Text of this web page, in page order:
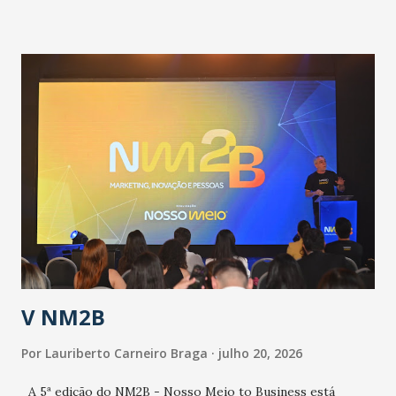
população suspeita e de cuidados com os ambientes
públicos e domiciliares. “Nós não estamos vivendo uma
epidemia comum, como temos em todos os anos, com
aumento de casos de dengue, influenza ou H1N1. Trata-se
de uma epidemia com um vírus diferente, com um poder de
contaminação maior que outros coronavírus”, apontou o
secretário. Segundo ele, é uma epidemia com chance de
contaminação alta, podendo gerar um grande risco à
população e ao sistema de saúde. “Precisamos saber fazer a
estratificação do risco da doença, para não so...
V NM2B
Por Lauriberto Carneiro Braga julho 20, 2026
A 5ª edição do NM2B - Nosso Meio to Business está